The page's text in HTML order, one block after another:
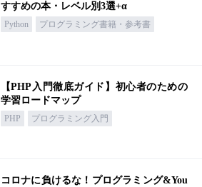
すすめの本・レベル別3選+α
Python プログラミング書籍・参考書
【PHP入門徹底ガイド】初心者のための
学習ロードマップ
PHP プログラミング入門
コロナに負けるな！プログラミング&You